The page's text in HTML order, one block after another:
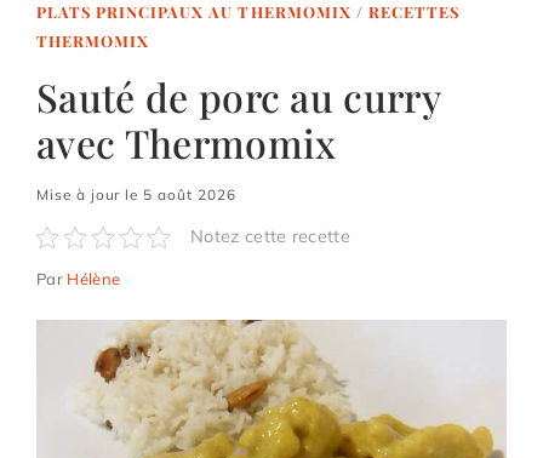
PLATS PRINCIPAUX AU THERMOMIX / RECETTES
THERMOMIX
Sauté de porc au curry
avec Thermomix
Mise à jour le 5 août 2026
Notez cette recette
Par Hélène